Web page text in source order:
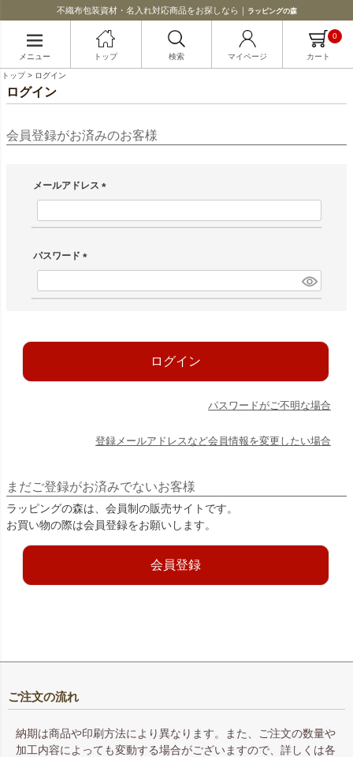
不織布包装資材・名入れ対応商品をお探しなら｜ ラッピングの森
メニュー トップ 検索 マイページ カート
0
トップ ログイン
ログイン
会員登録がお済みのお客様
メールアドレス
(必須)
パスワード
(必須)
ログイン
パスワードがご不明な場合
登録メールアドレスなど会員情報を変更したい場合
まだご登録がお済みでないお客様
ラッピングの森は、会員制の販売サイトです。
お買い物の際は会員登録をお願いします。
会員登録
ご注文の流れ
納期は商品や印刷方法により異なります。また、ご注文の数量や
加工内容によっても変動する場合がございますので、詳しくは各